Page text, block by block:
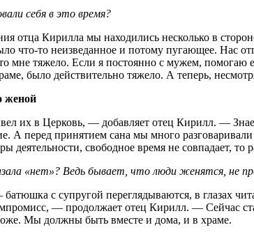
себя в это время?
отца Кирилла мы находились несколько в
что-то неизведанное и потому пугающее. Нас
мне тяжело. Если я постоянно с мужем,
было действительно тяжело. А теперь,
женой
их в Церковь, — добавляет отец Кирилл. —
А перед принятием сана мы много
деятельности, свободное время не совпадает,
«нет»? Ведь бывает, что люди женятся, не
с супругой переглядываются, в глазах
— продолжает отец Кирилл. — Сейчас
Мы должны быть вместе и дома, и в храме.